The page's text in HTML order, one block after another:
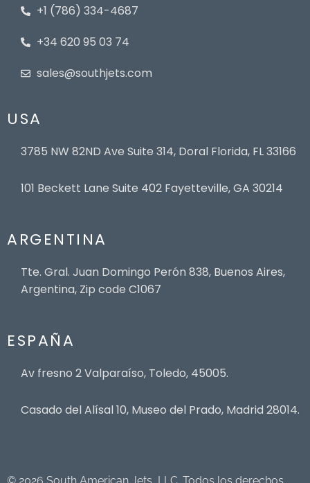
+1 (786) 334-4687
+34 620 95 03 74
sales@southjets.com
USA
3785 NW 82ND Ave Suite 314, Doral Florida, FL 33166
101 Beckett Lane Suite 402 Fayetteville, GA 30214
ARGENTINA
Tte. Gral. Juan Domingo Perón 838, Buenos Aires,
Argentina, Zip code C1067
ESPAÑA
Av fresno 2 Valparaíso, Toledo, 45005.
Casado del Alísal 10, Museo del Prado, Madrid 28014.